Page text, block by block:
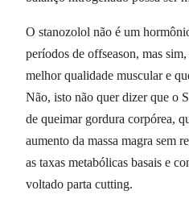
O stanozolol não é um
períodos de offseason, mas
melhor qualidade muscular e
Não, isto não quer dizer que o
de queimar gordura corpórea,
aumento da massa magra sem
as taxas metabólicas basais e
voltado parta cutting.